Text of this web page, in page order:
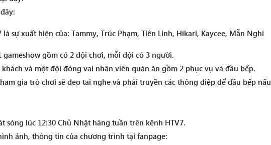
sự xuất hiện của: Tammy, Trúc Phạm, Tiên Linh, Hikari, Kaycee, Mẫn Nghi
gameshow gồm có 2 đội chơi, mỗi đội có 3 người.
và một đội đóng vai nhân viên quán ăn gồm 2 phục vụ và đầu bếp.
gia trò chơi sẽ đeo tai nghe và phải truyền các thông điệp để đầu bếp nấu
sóng lúc 12:30 Chủ Nhật hàng tuần trên kênh HTV7.
ảnh, thông tin của chương trình tại fanpage: